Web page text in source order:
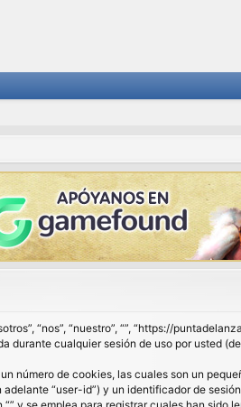
“nos”, “nuestro”, “”, “https://
durante cualquier sesión de uso por usted
número de cookies, las cuales son un
“user-id”) y un identificador de
y se emplea para registrar cuales han sido